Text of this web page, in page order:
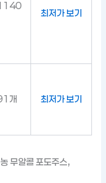
최저가 보기
개 최저가 보기
무알콜 포도주스,